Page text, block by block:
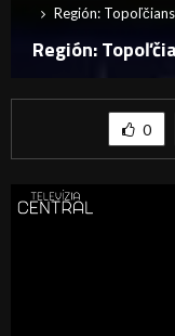
Región:
Región:
0